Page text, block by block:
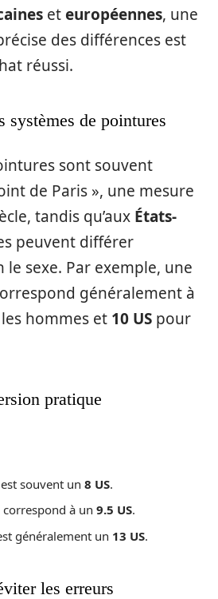
eteuropéennes, une
des différences est
réussi.
systèmes de pointures
sont souvent
de Paris », une mesure
tandis qu’aux États-
peuvent différer
sexe. Par exemple, une
généralement à
hommes et 10 US pour
pratique
est souvent un 8 US.
correspond à un 9.5 US.
généralement un 13 US.
les erreurs